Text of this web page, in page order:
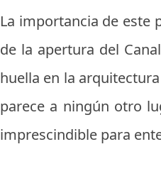
La importancia de este
de la apertura del
huella en la
parece a ningún otro
imprescindible para